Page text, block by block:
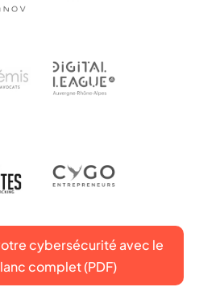
cybersécurité avec le
complet (PDF)